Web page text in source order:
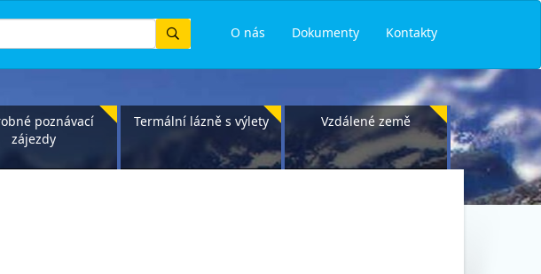
Kontakty
Dokumenty
O nás
poznávací
zájezdy
Termální lázně s výlety Vzdálené země